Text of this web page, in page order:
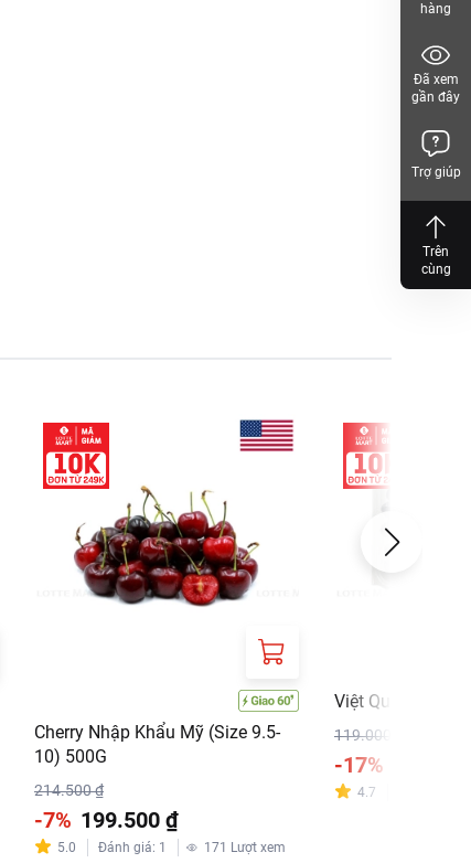
Cherry Nhập Khẩu Mỹ (Size 9.5-
10) 500G
214.500 ₫
-7% 199.500 ₫
5.0 Đánh giá: 1 171 Lượt xem
Việt Quất Mỹ
119.000 ₫
-17%
4.7
hàng
Đã xem
gần đây
Trợ giúp
Trên
cùng